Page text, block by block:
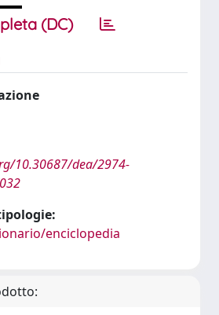
(DC)
10.30687/dea/2974-
enciclopedia